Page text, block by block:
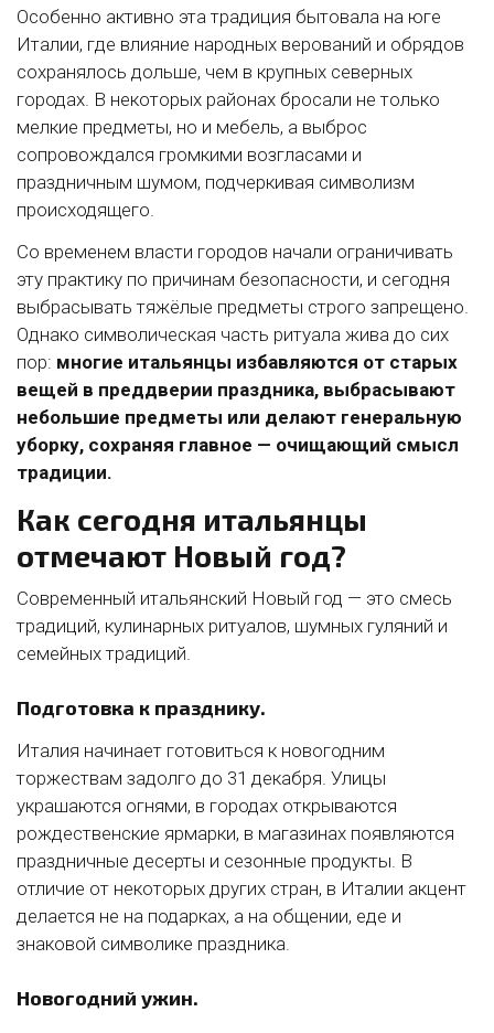
Особенно активно эта традиция бытовала на юге
Италии, где влияние народных верований и обрядов
сохранялось дольше, чем в крупных северных
городах. В некоторых районах бросали не только
мелкие предметы, но и мебель, а выброс
сопровождался громкими возгласами и
праздничным шумом, подчеркивая символизм
происходящего.
Со временем власти городов начали ограничивать
эту практику по причинам безопасности, и сегодня
выбрасывать тяжёлые предметы строго запрещено.
Однако символическая часть ритуала жива до сих
пор: многие итальянцы избавляются от старых
вещей в преддверии праздника, выбрасывают
небольшие предметы или делают генеральную
уборку, сохраняя главное — очищающий смысл
традиции.
Как сегодня итальянцы
отмечают Новый год?
Современный итальянский Новый год — это смесь
традиций, кулинарных ритуалов, шумных гуляний и
семейных традиций.
Подготовка к празднику.
Италия начинает готовиться к новогодним
торжествам задолго до 31 декабря. Улицы
украшаются огнями, в городах открываются
рождественские ярмарки, в магазинах появляются
праздничные десерты и сезонные продукты. В
отличие от некоторых других стран, в Италии акцент
делается не на подарках, а на общении, еде и
знаковой символике праздника.
Новогодний ужин.